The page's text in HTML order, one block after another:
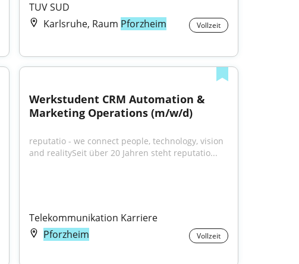
TUV SUD
Karlsruhe, Raum Pforzheim Vollzeit
Werkstudent CRM Automation &
Marketing Operations (m/w/d)
reputatio - we connect people, technology, vision
and realitySeit über 20 Jahren steht reputatio...
Telekommunikation Karriere
Pforzheim
Vollzeit